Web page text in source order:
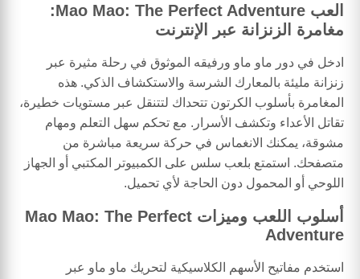
العب Mao Mao: The Perfect Adventure:
مغامرة الزنزانة عبر الإنترنت
ادخل في دور ماو ماو ورفيقه الموثوق في رحلة مثيرة عبر
زنزانة مليئة بالمعارك الشرسة والاستكشاف الذكي. هذه
المغامرة بأسلوب الكرتون تتحداك لتتنقل عبر مستويات خطيرة،
تقاتل الأعداء وتكشف الأسرار. مع تحكم سهل التعلم ومهام
مشوقة، يمكنك الانغماس في حركة سريعة مباشرة من
متصفحك. استمتع بلعب سلس على الكمبيوتر المكتبي أو الجهاز
اللوحي أو المحمول دون الحاجة لأي تحميل.
أسلوب اللعب وميزات Mao Mao: The Perfect
Adventure
استخدم مفاتيح الأسهم الكلاسيكية لتحريك ماو ماو عبر